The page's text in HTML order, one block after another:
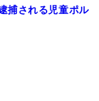
捕される児童ポル